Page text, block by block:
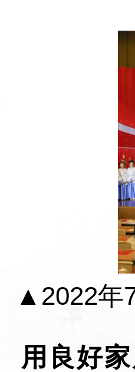
▲2022年
用良好